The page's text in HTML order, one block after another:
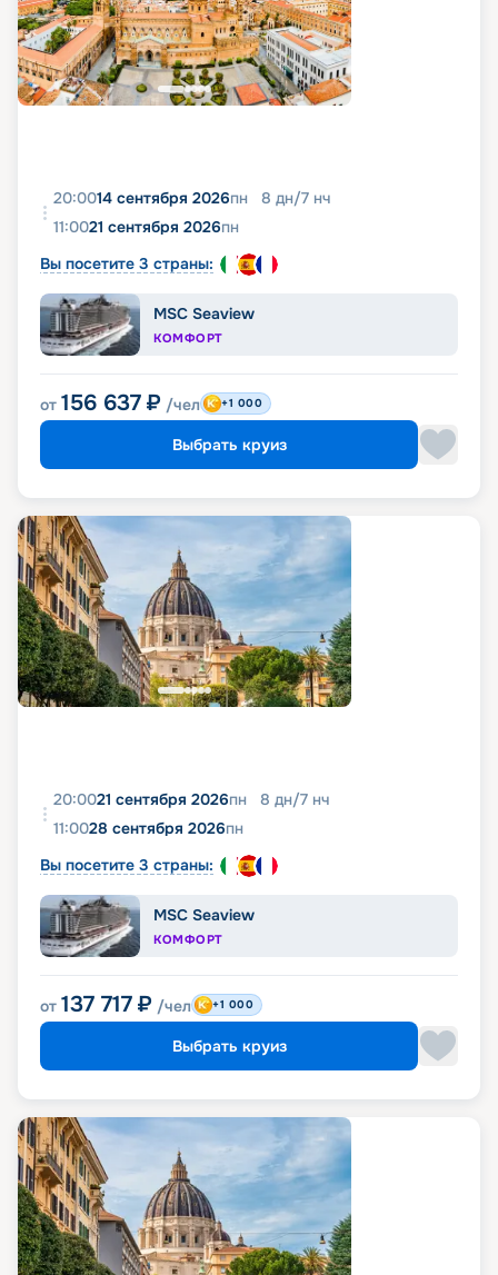
20:0014 сентября 2026пн 8 дн/7 нч
11:0021 сентября 2026пн
Вы посетите 3 страны:
MSC Seaview
КОМФОРТ
от 156 637 ₽ /чел +1 000
Выбрать круиз
20:0021 сентября 2026пн 8 дн/7 нч
11:0028 сентября 2026пн
Вы посетите 3 страны:
MSC Seaview
КОМФОРТ
от 137 717 ₽ /чел +1 000
Выбрать круиз